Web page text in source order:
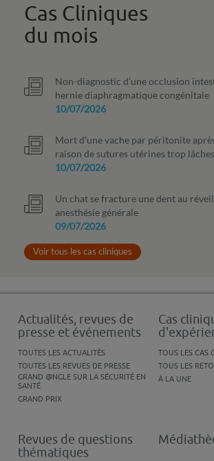
Cas Cliniques
du mois
Non-diagnostic d’une occlusion
hernie diaphragmatique congénitale
10/07/2026
Mort d’une vache par péritonite
raison de sutures utérines trop lâches
10/07/2026
Un chat se fracture une dent au
anesthésie générale
09/07/2026
Voir tous les cas cliniques
Actualités, revues de
presse et événements
TOUTES LES ACTUALITÉS
TOUTES LES REVUES DE PRESSE
GRAND @NGLE SUR LA SÉCURITÉ EN
SANTÉ
GRAND PRIX
Cas
TOUS LES CAS
TOUS LES
À LA UNE
Revues de questions
thématiques